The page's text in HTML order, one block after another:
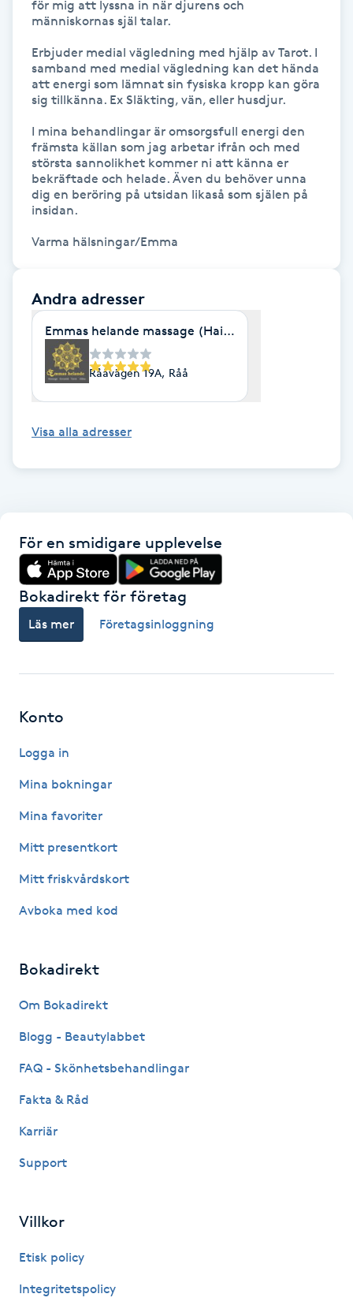
Kroppspeeling
Käkledsbehandling
Kärlbehandling
Laserbehandling
Lashlift Keratin
Liktornar
LPG-massage
Lymfmassage
Läpptatuering
Massage
Medial vägledning
Meditation
Megavolymfransar
Melasma
MicroPen
N
Nagelförlängning
Nagelförlängning akryl
för mig att lyssna in när djurens och
människornas själ talar.
Erbjuder medial vägledning med hjälp av Tarot. I
samband med medial vägledning kan det hända
att energi som lämnat sin fysiska kropp kan göra
sig tillkänna. Ex Släkting, vän, eller husdjur.
I mina behandlingar är omsorgsfull energi den
främsta källan som jag arbetar ifrån och med
största sannolikhet kommer ni att känna er
bekräftade och helade. Även du behöver unna
dig en beröring på utsidan likaså som själen på
insidan.
Varma hälsningar/Emma
Andra adresser
Emmas helande massage (Hairmony by Mirja Råå)
Rååvägen 19A, Råå
Visa alla adresser
För en smidigare upplevelse
Bokadirekt för företag
Läs mer Företagsinloggning
Konto
Logga in
Mina bokningar
Mina favoriter
Mitt presentkort
Mitt friskvårdskort
Avboka med kod
Bokadirekt
Om Bokadirekt
Blogg - Beautylabbet
FAQ - Skönhetsbehandlingar
Fakta & Råd
Karriär
Support
Villkor
Etisk policy
Integritetspolicy